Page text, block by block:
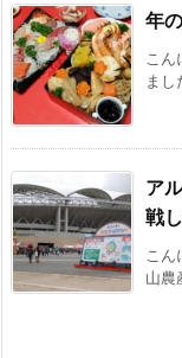
年
こ
ま
ア
戦
こ
山農